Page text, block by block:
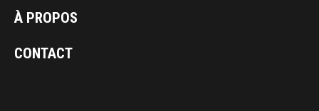
À PROPOS
CONTACT